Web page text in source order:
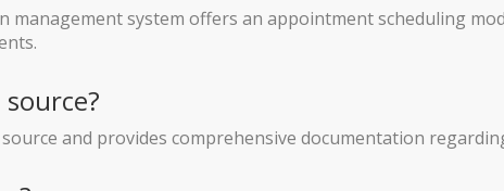
system offers an appointment scheduling
and provides comprehensive documentation